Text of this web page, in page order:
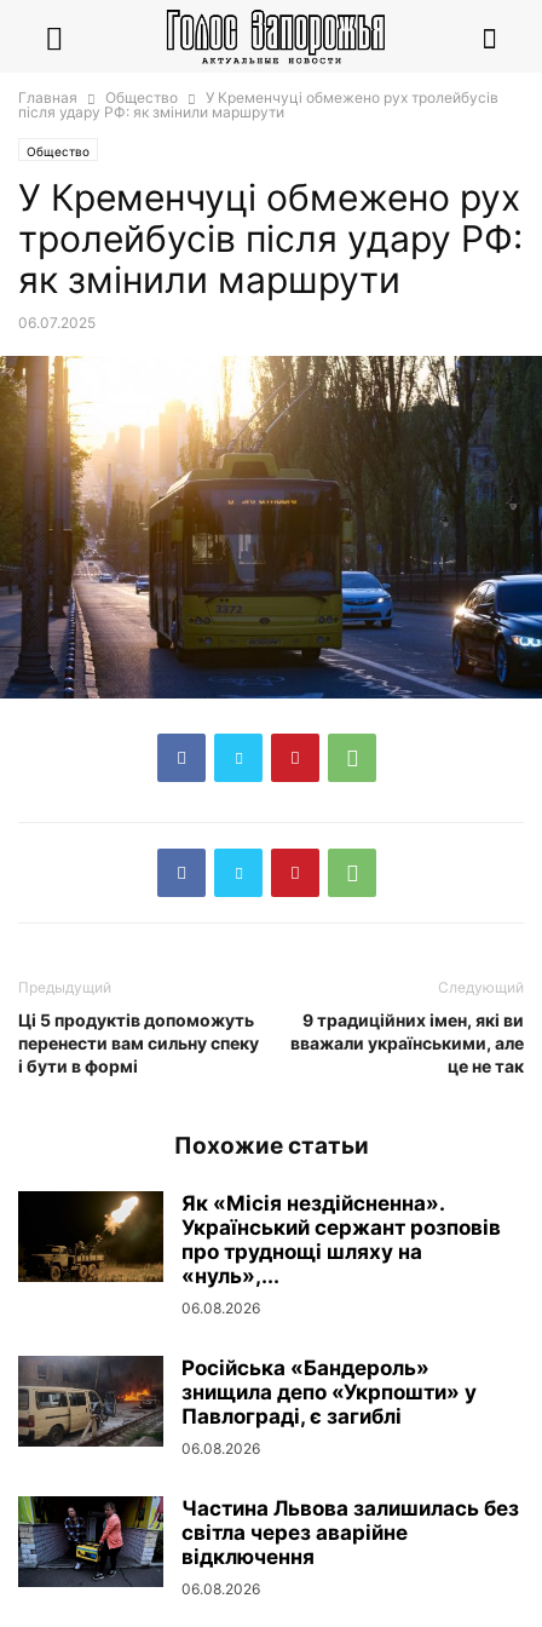
Главная Общество
У Кременчуці обмежено рух тролейбусів
після удару РФ: як змінили маршрути
Общество
У Кременчуці обмежено рух
тролейбусів після удару РФ:
як змінили маршрути
06.07.2025
Предыдущий
Ці 5 продуктів допоможуть
перенести вам сильну спеку
і бути в формі
Следующий
9 традиційних імен, які ви
вважали українськими, але
це не так
Похожие статьи
Як «Місія нездійсненна».
Український сержант розповів
про труднощі шляху на
«нуль»,...
06.08.2026
Російська «Бандероль»
знищила депо «Укрпошти» у
Павлограді, є загиблі
06.08.2026
Частина Львова залишилась без
світла через аварійне
відключення
06.08.2026